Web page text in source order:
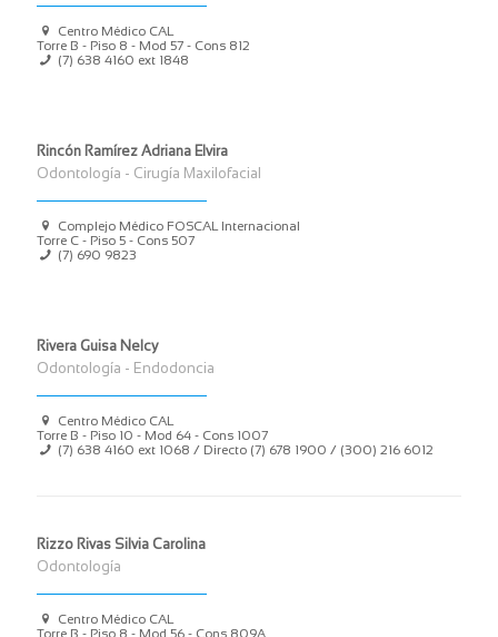
Centro Médico CAL
Torre B - Piso 8 - Mod 57 - Cons 812
(7) 638 4160 ext 1848
Rincón Ramírez Adriana Elvira
Odontología - Cirugía Maxilofacial
Complejo Médico FOSCAL Internacional
Torre C - Piso 5 - Cons 507
(7) 690 9823
Rivera Guisa Nelcy
Odontología - Endodoncia
Centro Médico CAL
Torre B - Piso 10 - Mod 64 - Cons 1007
(7) 638 4160 ext 1068 / Directo (7) 678 1900 / (300) 216 6012
Rizzo Rivas Silvia Carolina
Odontología
Centro Médico CAL
Torre B - Piso 8 - Mod 56 - Cons 809A